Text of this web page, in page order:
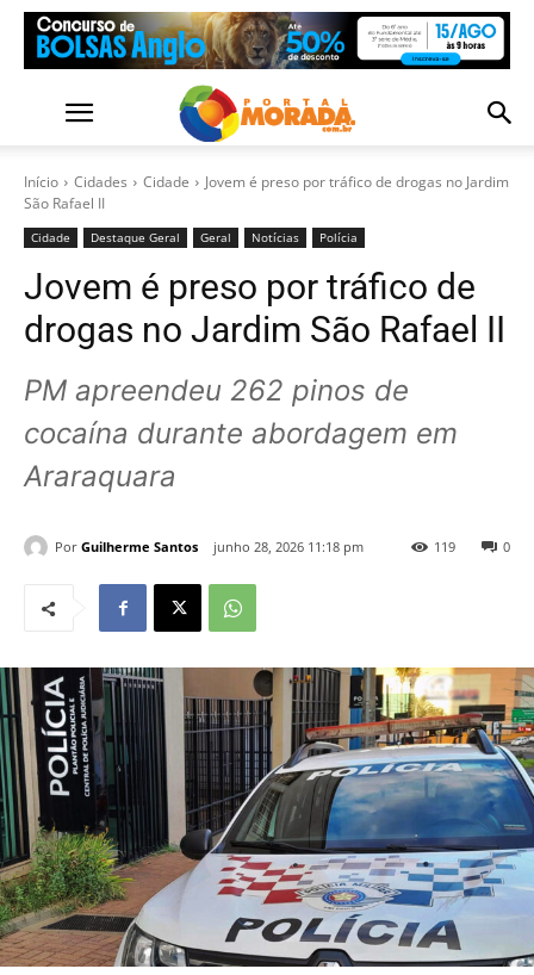
Início Cidades Cidade
Jovem é preso por tráfico de drogas no Jardim
São Rafael II
Cidade Destaque Geral Geral Notícias Polícia
Jovem é preso por tráfico de
drogas no Jardim São Rafael II
PM apreendeu 262 pinos de
cocaína durante abordagem em
Araraquara
Por Guilherme Santos junho 28, 2026 11:18 pm 0
119